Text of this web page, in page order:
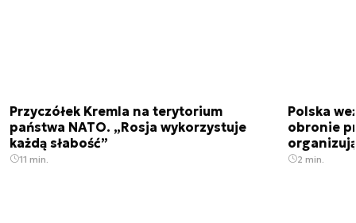
Przyczółek Kremla na terytorium
państwa NATO. „Rosja wykorzystuje
każdą słabość”
11 min.
Polska
obronie
2 min.